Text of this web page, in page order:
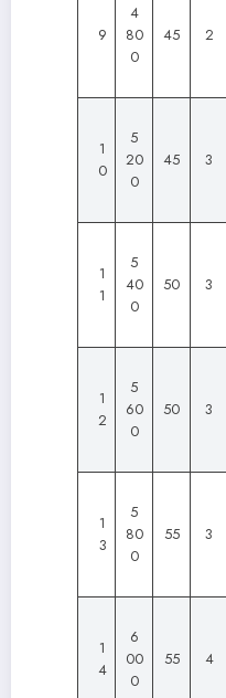
9
4
80
0
45 2
1
0
5
20
0
45 3
1
1
5
40
0
50 3
1
2
5
60
0
50 3
1
3
5
80
0
55 3
1
4
6
00
0
55 4